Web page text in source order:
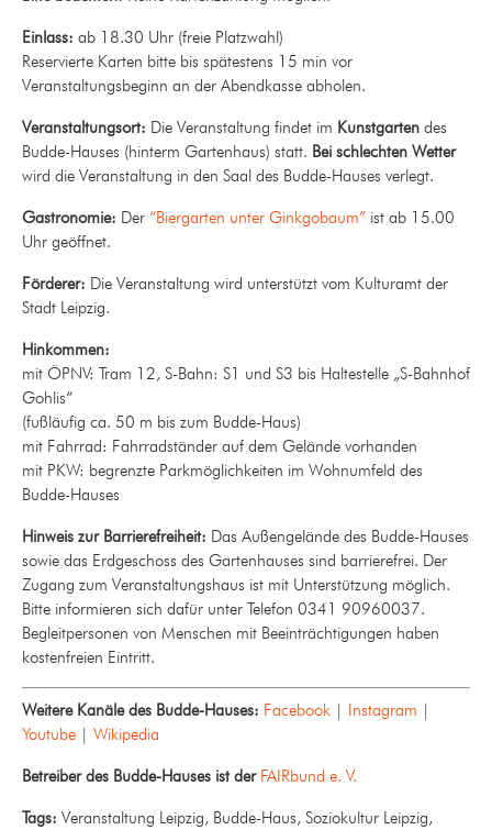
Einlass: ab 18.30 Uhr (freie Platzwahl)
Reservierte Karten bitte bis spätestens 15 min vor
Veranstaltungsbeginn an der Abendkasse abholen.
Veranstaltungsort: Die Veranstaltung findet im Kunstgarten des
Budde-Hauses (hinterm Gartenhaus) statt. Bei schlechten Wetter
wird die Veranstaltung in den Saal des Budde-Hauses verlegt.
Gastronomie: Der “Biergarten unter Ginkgobaum” ist ab 15.00
Uhr geöffnet.
Förderer: Die Veranstaltung wird unterstützt vom Kulturamt der
Stadt Leipzig.
Hinkommen:
mit ÖPNV: Tram 12, S-Bahn: S1 und S3 bis Haltestelle „S-Bahnhof
Gohlis“
(fußläufig ca. 50 m bis zum Budde-Haus)
mit Fahrrad: Fahrradständer auf dem Gelände vorhanden
mit PKW: begrenzte Parkmöglichkeiten im Wohnumfeld des
Budde-Hauses
Hinweis zur Barrierefreiheit: Das Außengelände des Budde-Hauses
sowie das Erdgeschoss des Gartenhauses sind barrierefrei. Der
Zugang zum Veranstaltungshaus ist mit Unterstützung möglich.
Bitte informieren sich dafür unter Telefon 0341 90960037.
Begleitpersonen von Menschen mit Beeinträchtigungen haben
kostenfreien Eintritt.
Weitere Kanäle des Budde-Hauses: Facebook | Instagram |
Youtube | Wikipedia
Betreiber des Budde-Hauses ist der FAIRbund e. V.
Tags: Veranstaltung Leipzig, Budde-Haus, Soziokultur Leipzig,